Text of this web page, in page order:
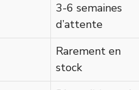
3-6 semaines
d’attente
Rarement en
stock